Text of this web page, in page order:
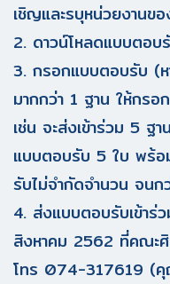
เชิญและรบุหน่วยงานข
2. ดาวน์โหลดแบบตอบ
3. กรอกแบบตอบรับ (ห
มากกว่า 1 ฐาน ให้กรอ
เช่น จะส่งเข้าร่วม 5 ฐ
แบบตอบรับ 5 ใบ พร้อ
รับไม่จำกัดจำนวน จนก
4. ส่งแบบตอบรับเข้าร่
สิงหาคม 2562 ที่คณะ
โทร 074-317619 (